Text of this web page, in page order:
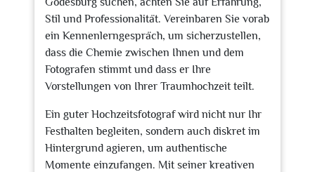
Stil und Professionalität. Vereinbaren Sie vorab
ein Kennenlerngespräch, um sicherzustellen,
dass die Chemie zwischen Ihnen und dem
Fotografen stimmt und dass er Ihre
Vorstellungen von Ihrer Traumhochzeit teilt.
Ein guter Hochzeitsfotograf wird nicht nur Ihr
Festhalten begleiten, sondern auch diskret im
Hintergrund agieren, um authentische
Momente einzufangen. Mit seiner kreativen